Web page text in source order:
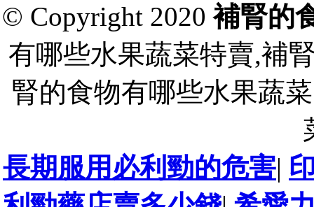
© Copyright 2020補腎的
有哪些水果蔬菜特賣,補
腎的食物有哪些水果蔬
長期服用必利勁的危害|